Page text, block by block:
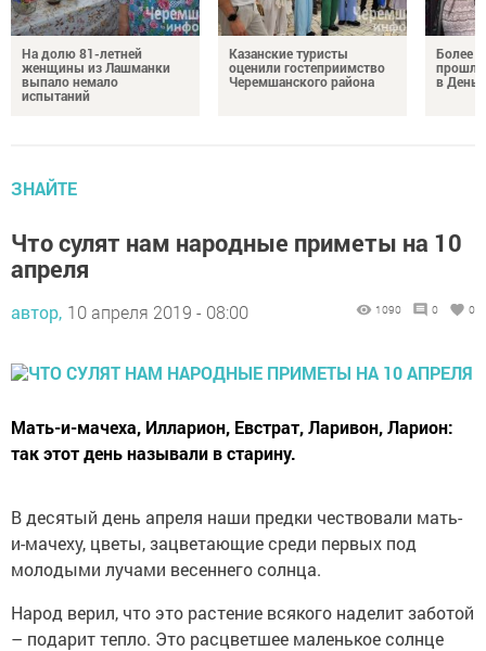
На долю 81-летней
женщины из Лашманки
выпало немало
испытаний
Казанские туристы
оценили гостеприимство
Черемшанского района
Более
в День
ЗНАЙТЕ
Что сулят нам народные приметы на 10
апреля
автор, 10 апреля 2019 - 08:00 1090 0 0
Мать-и-мачеха, Илларион, Евстрат, Ларивон, Ларион:
так этот день называли в старину.
В десятый день апреля наши предки чествовали мать-
и-мачеху, цветы, зацветающие среди первых под
молодыми лучами весеннего солнца.
Народ верил, что это растение всякого наделит заботой
– подарит тепло. Это расцветшее маленькое солнце